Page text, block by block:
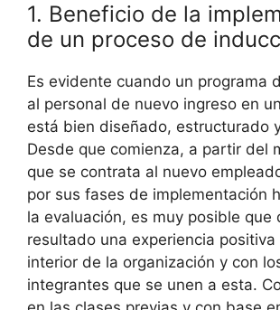
1. Beneficio de la
de un proceso de
Es evidente cuando un programa
al personal de nuevo ingreso en
está bien diseñado, estructurado
Desde que comienza, a partir del
que se contrata al nuevo
por sus fases de implementación
la evaluación, es muy posible que
resultado una experiencia positiva
interior de la organización y con
integrantes que se unen a esta.